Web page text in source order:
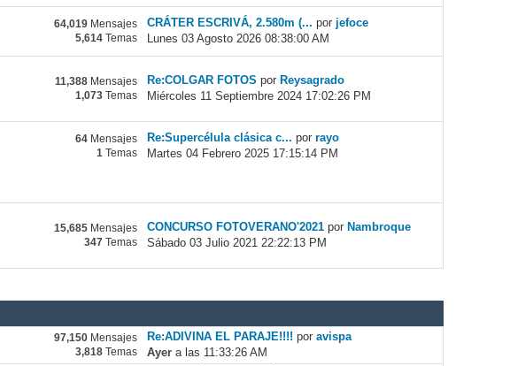
64,019 Mensajes
5,614 Temas
CRÁTER ESCRIVÁ, 2.580m (... por jefoce
Lunes 03 Agosto 2026 08:38:00 AM
11,388 Mensajes
1,073 Temas
Re:COLGAR FOTOS por Reysagrado
Miércoles 11 Septiembre 2024 17:02:26 PM
64 Mensajes
1 Temas
Re:Supercélula clásica c... porrayo
Martes 04 Febrero 2025 17:15:14 PM
15,685 Mensajes
347
Temas
CONCURSO FOTOVERANO'2021 por Nambroque
Sábado 03 Julio 2021 22:22:13 PM
97,150 Mensajes
3,818 Temas
Re:ADIVINA EL PARAJE!!!! poravispa
Ayer a las 11:33:26 AM